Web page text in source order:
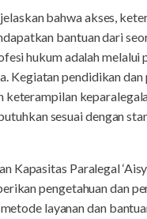
bahwa akses,
bantuan dari
hukum adalah melalui
Kegiatan pendidikan dan
keterampilan
sesuai dengan
Kapasitas Paralegal
pengetahuan dan
layanan dan